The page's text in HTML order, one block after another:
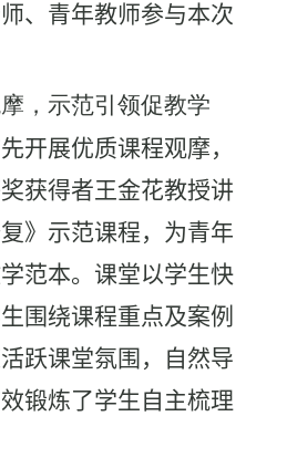
、青年教师参与本次
，示范引领促教学
开展优质课程观摩，
获得者王金花教授讲
》示范课程，为青年
范本。课堂以学生快
围绕课程重点及案例
跃课堂氛围，自然导
锻炼了学生自主梳理